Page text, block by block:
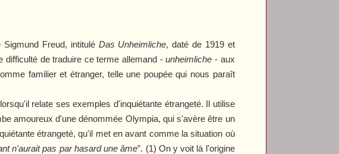
Freud, intitulé Das Unheimliche, daté de 1919 et
difficulté de traduire ce terme allemand -unheimliche - aux
familier et étranger, telle une poupée qui nous paraît
relate ses exemples d'inquiétante étrangeté. Il utilise
amoureux d'une dénommée Olympia, qui s'avère être un
étrangeté, qu'il met en avant comme la situation où
n'aurait pas par hasard une âme”. (1) On y voit là l'origine